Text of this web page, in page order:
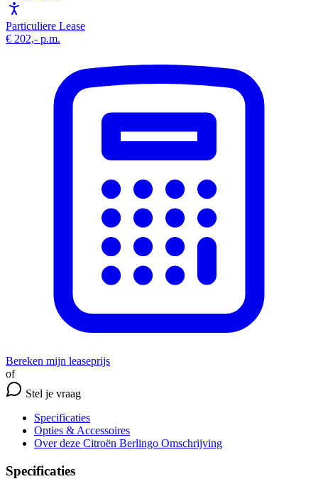
Particuliere Lease
€ 202,- p.m.
Bereken mijn leaseprijs
of
Stel je vraag
Specificaties
Opties & Accessoires
Over deze Citroën Berlingo Omschrijving
Specificaties